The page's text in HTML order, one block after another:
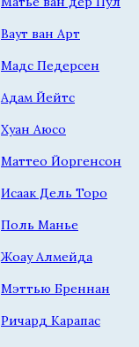
Ваут ван Арт
Мадс Педерсен
Адам Йейтс
Хуан Аюсо
Маттео Йоргенсон
Исаак Дель Торо
Поль Манье
Жоау Алмейда
Мэттью Бреннан
Ричард Карапас